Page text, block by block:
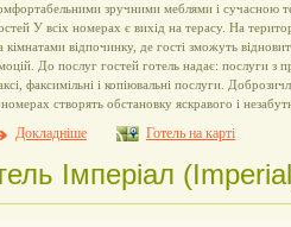
зручними меблями і сучасною
У всіх номерах є вихід на терасу. На
кімнатами відпочинку, де гості зможуть
До послуг гостей готель надає: послуги з
факсимільні і копіювальні послуги.
створять обстановку яскравого і
Докладніше Готель на карті
Імперіал